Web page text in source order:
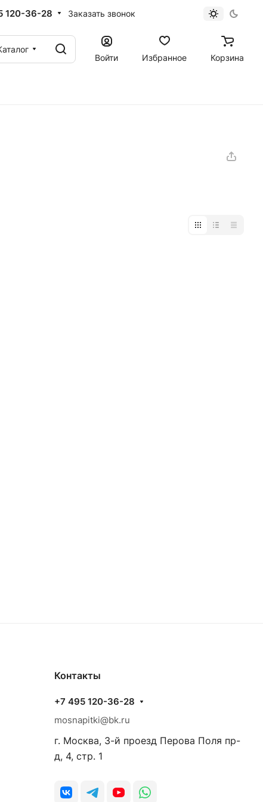
120-36-28 Заказать звонок
Войти
Избранное Корзина
Контакты
+7 495 120-36-28
mosnapitki@bk.ru
г. Москва, 3-й проезд Перова Поля пр-
д, 4, стр. 1